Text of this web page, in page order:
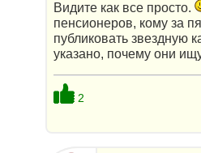
Видите как все просто.
пенсионеров, кому за
публиковать звездную
указано, почему они
2